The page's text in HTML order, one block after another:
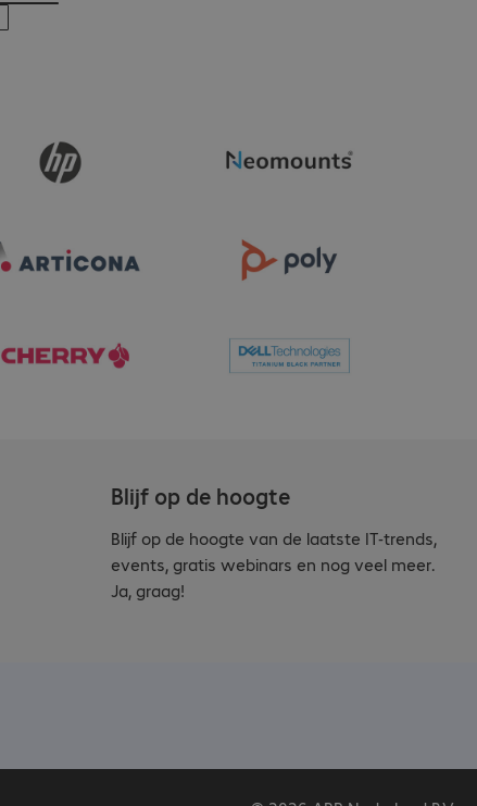
Blijf op de hoogte
Blijf op de hoogte van de laatste IT-trends,
events, gratis webinars en nog veel meer.
Ja, graag!